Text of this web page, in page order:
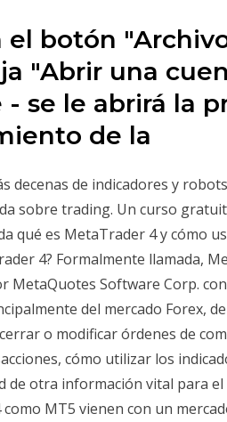
el botón
"Abrir una
se le abrirá la
de la
decenas de indicadores y
sobre trading. Un curso
qué es MetaTrader 4 y cómo
4? Formalmente llamada,
MetaQuotes Software Corp.
del mercado Forex,
o modificar órdenes de
cómo utilizar los
de otra información vital para
MT5 vienen con un